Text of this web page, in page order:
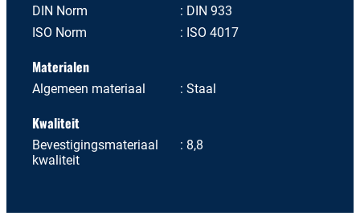
DIN Norm
DIN 933
ISO Norm
ISO 4017
Materialen
Algemeen materiaal Staal
Kwaliteit
Bevestigingsmateriaal
kwaliteit
8,8